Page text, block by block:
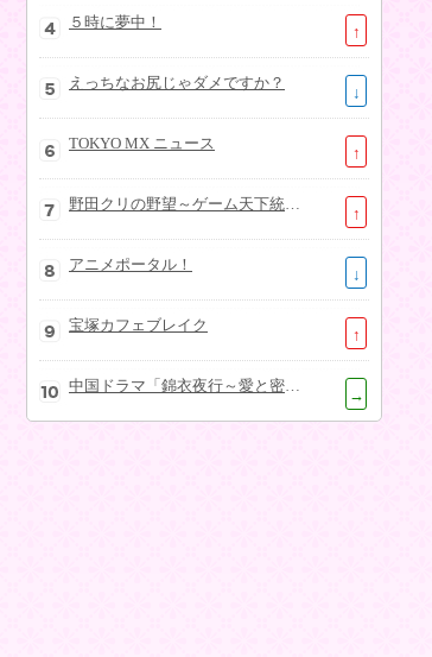
５時に夢中！
↑
えっちなお尻じゃダメですか？
↓
TOKYO MX ニュース
↑
↑
アニメポータル！
↓
宝塚カフェブレイク
↑
→